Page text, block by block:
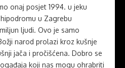
onaj posjet 1994. u jeku
u Zagrebu
ljudi. Ovo je samo
narod prolazi kroz kušnje
jača i pročišćena. Dobro se
koji nas mogu ohrabriti